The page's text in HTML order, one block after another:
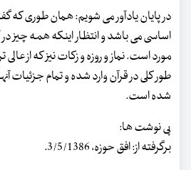
در پایان یادآور می شویم: همان طوری که
اساسی می باشد و انتظار اینکه همه چیز در
مورد است. نماز و روزه و زکات نیز که از
طور کلی در قرآن وارد شده و تمام جزئیات
شده است.
پی نوشت ها:
برگرفته از: افق حوزه، 3/5/1386.